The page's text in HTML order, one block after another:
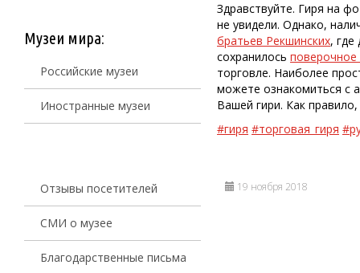
Музеи мира:
Российские музеи
Иностранные музеи
Отзывы посетителей
СМИ о музее
Благодарственные письма
Здравствуйте. Гиря на
не увидели. Однако,
братьев Рекшинских,
сохранилось
торговле. Наиболее
можете ознакомиться с
Вашей гири. Как
#гиря #торговая_гиря
19 ноября 2018